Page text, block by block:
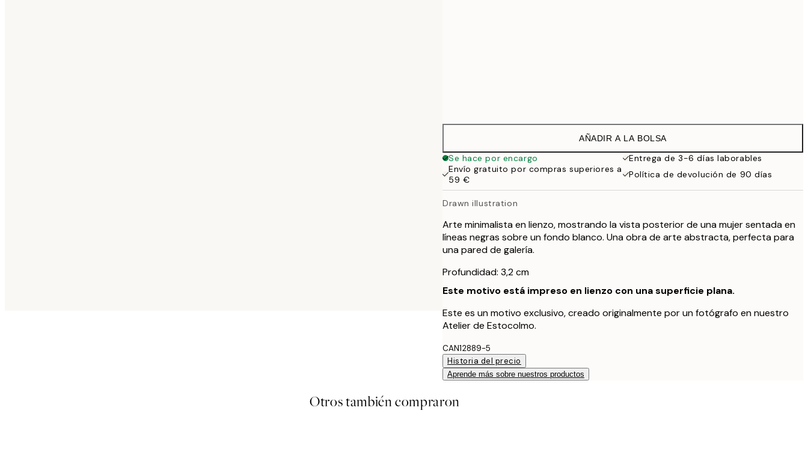
AÑADIR A LA BOLSA
Se hace por encargo
Entrega de 3-6 días laborables
Envío gratuito por compras superiores a
59 €
Política de devolución de 90 días
Drawn illustration
Arte minimalista en lienzo, mostrando la vista posterior de una mujer sentada en
líneas negras sobre un fondo blanco. Una obra de arte abstracta, perfecta para
una pared de galería.
Profundidad: 3,2 cm
Este motivo está impreso en lienzo con una superficie plana.
Este es un motivo exclusivo, creado originalmente por un fotógrafo en nuestro
Atelier de Estocolmo.
CAN12889-5
Historia del precio
Aprende más sobre nuestros productos
Otros también compraron